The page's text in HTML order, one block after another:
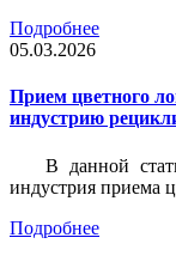
Подробнее
05.03.2026
Прием цветного
индустрию
В данной
индустрия приема
Подробнее